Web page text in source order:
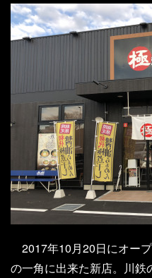
2017年10月20日にオー
の一角に出来た新店。川鉄